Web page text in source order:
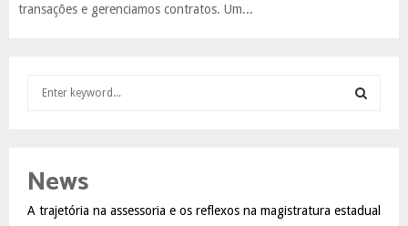
transações e gerenciamos contratos. Um...
h
o
A
News
A trajetória na assessoria e os reflexos na magistratura estadual